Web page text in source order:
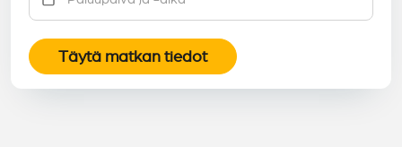
Täytä matkan tiedot